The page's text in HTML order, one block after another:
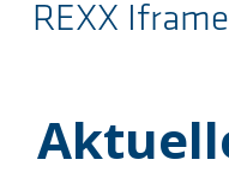
Sauter au contenu principal
REXX Iframe